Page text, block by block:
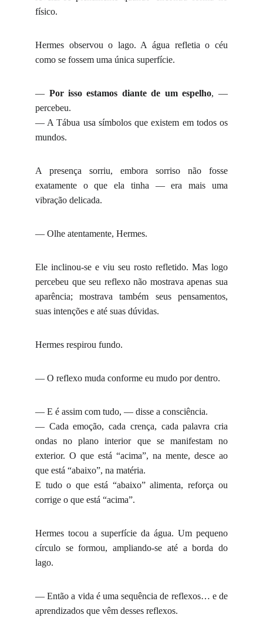
físico.
Hermes observou o lago. A água refletia o céu
como se fossem uma única superfície.
— Por isso estamos diante de um espelho, —
percebeu.
— A Tábua usa símbolos que existem em todos os
mundos.
A presença sorriu, embora sorriso não fosse
exatamente o que ela tinha — era mais uma
vibração delicada.
— Olhe atentamente, Hermes.
Ele inclinou-se e viu seu rosto refletido. Mas logo
percebeu que seu reflexo não mostrava apenas sua
aparência; mostrava também seus pensamentos,
suas intenções e até suas dúvidas.
Hermes respirou fundo.
— O reflexo muda conforme eu mudo por dentro.
— E é assim com tudo, — disse a consciência.
— Cada emoção, cada crença, cada palavra cria
ondas no plano interior que se manifestam no
exterior. O que está “acima”, na mente, desce ao
que está “abaixo”, na matéria.
E tudo o que está “abaixo” alimenta, reforça ou
corrige o que está “acima”.
Hermes tocou a superfície da água. Um pequeno
círculo se formou, ampliando-se até a borda do
lago.
— Então a vida é uma sequência de reflexos… e de
aprendizados que vêm desses reflexos.